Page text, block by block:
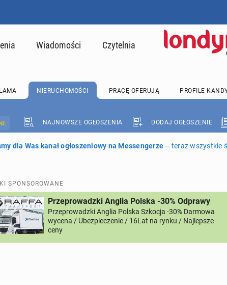
Wiadomości Czytelnia
NIERUCHOMOŚCI PRACĘ OFERUJĄ PROFILE
NAJNOWSZE OGŁOSZENIA DODAJ OGŁOSZENIE
dla Was kanał ogłoszeniowy na Messengerze – teraz wszystkie
SPONSOROWANE
Przeprowadzki Anglia Polska -30% Odprawy
Przeprowadzki Anglia Polska Szkocja -30% Darmowa
wycena / Ubezpieczenie / 16Lat na rynku / Najlepsze
ceny